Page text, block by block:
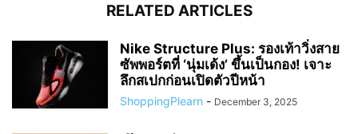
RELATED ARTICLES
Nike Structure Plus: รองเท้าวิ่งสาย
ซัพพอร์ตที่ ‘นุ่มเด้ง’ ขึ้นเป็นกอง! เจาะ
ลึกสเปกก่อนเปิดตัวปีหน้า
ShoppingPlearn - December 3, 2025